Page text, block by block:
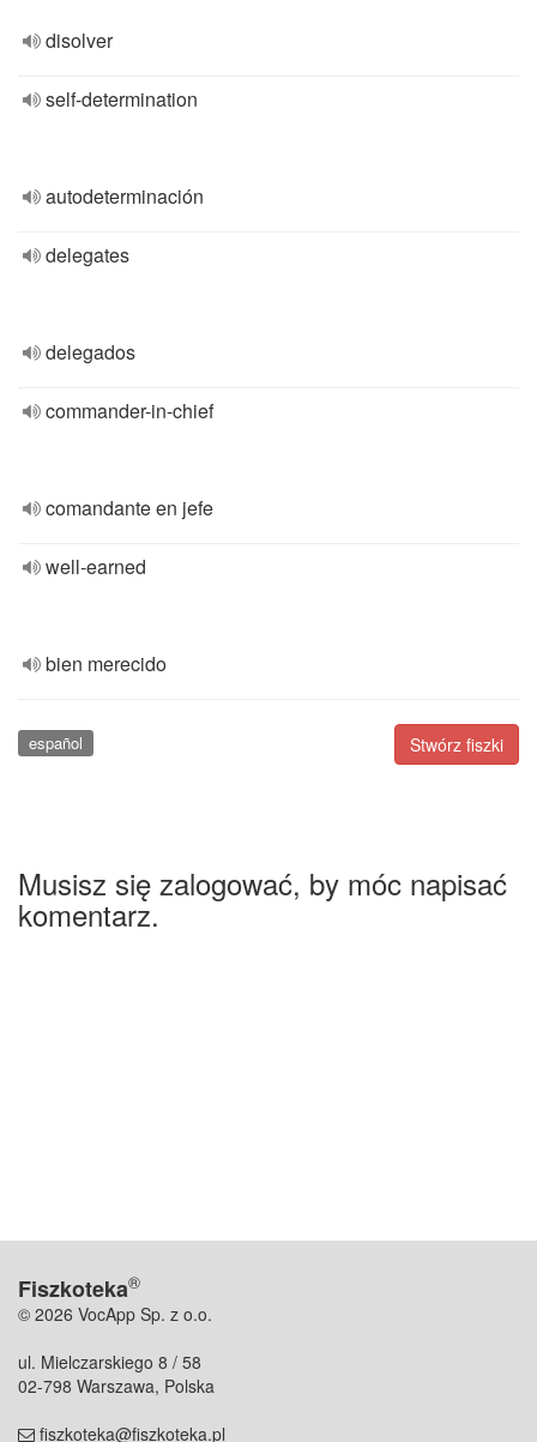
disolver
self-determination
autodeterminación
delegates
delegados
commander-in-chief
comandante en jefe
well-earned
bien merecido
Stwórz fiszki
español
Musisz się zalogować, by móc napisać
komentarz.
Fiszkoteka®
© 2026 VocApp Sp. z o.o.
ul. Mielczarskiego 8 / 58
02-798 Warszawa, Polska
fiszkoteka@fiszkoteka.pl